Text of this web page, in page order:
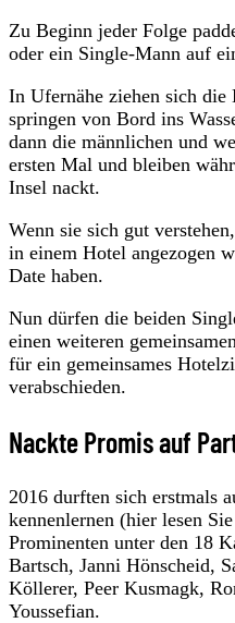
Zu Beginn jeder Folge
oder ein Single-Mann auf
In Ufernähe ziehen sich die
springen von Bord ins
dann die männlichen und
ersten Mal und bleiben
Insel nackt.
Wenn sie sich gut
in einem Hotel angezogen
Date haben.
Nun dürfen die beiden
einen weiteren
für ein gemeinsames
verabschieden.
Nackte Promis auf
2016 durften sich erstmals
kennenlernen (hier lesen
Prominenten unter den 18
Bartsch, Janni Hönscheid,
Köllerer, Peer Kusmagk,
Youssefian.